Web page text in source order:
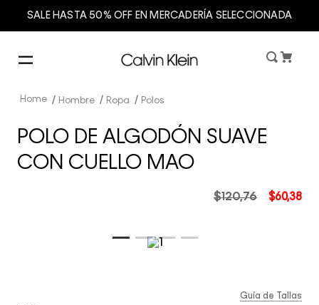
SALE HASTA 50% OFF EN MERCADERÍA SELECCIONADA
Hombre Ropa Polos
POLO DE ALGODÓN SUAVE
CON CUELLO MAO
$60,38
$120,76
Guía de Tallas